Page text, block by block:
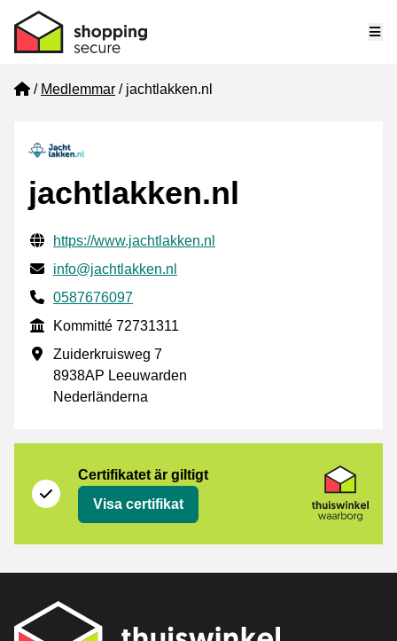
Home
Medlemmar jachtlakken.nl
jachtlakken.nl
Verifierade kontaktuppgifter
Website URL
https://www.jachtlakken.nl
E-post
info@jachtlakken.nl
Phone number
0587676097
Kommitté
Kommitté 72731311
Företagsadress
Zuiderkruisweg 7
8938AP Leeuwarden
Nederländerna
Certifikatet är giltigt
Visa certifikat